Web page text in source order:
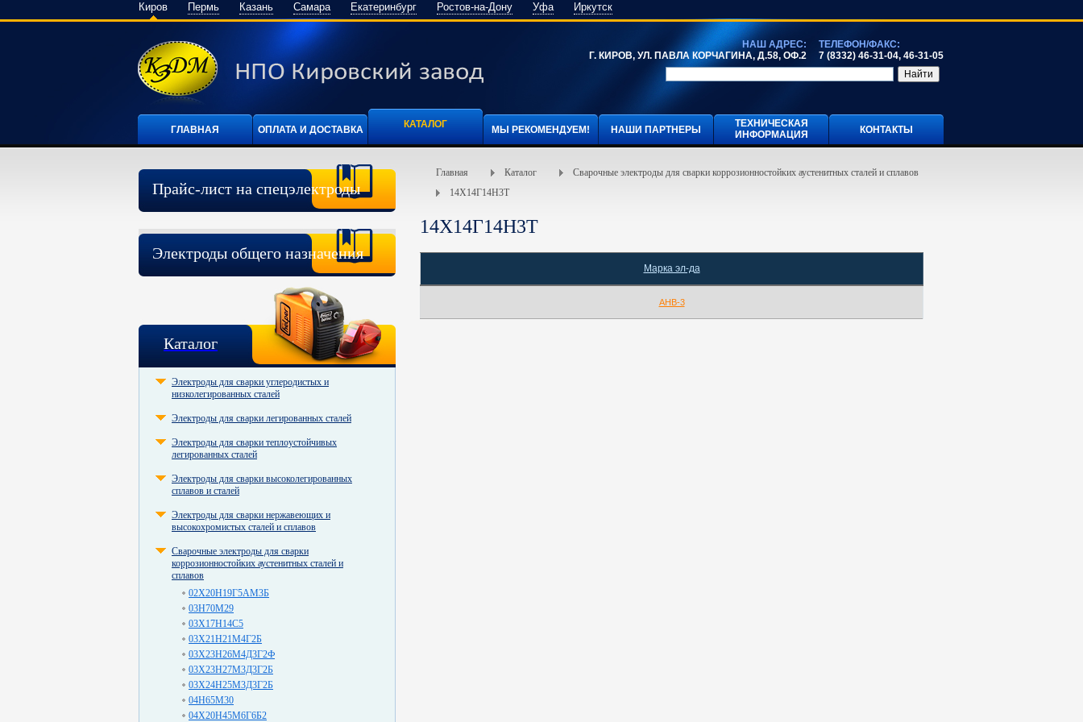
Киров Пермь Казань Самара Екатеринбург Ростов-на-Дону Уфа Иркутск
НАШ АДРЕС:
Г. КИРОВ, УЛ. ПАВЛА КОРЧАГИНА, Д.58, ОФ.2
ТЕЛЕФОН/ФАКС:
7 (8332) 46-31-04, 46-31-05
ГЛАВНАЯ ОПЛАТА И ДОСТАВКА КАТАЛОГ МЫ РЕКОМЕНДУЕМ! НАШИ ПАРТНЕРЫ
ТЕХНИЧЕСКАЯ
ИНФОРМАЦИЯ
КОНТАКТЫ
Прайс-лист на спецэлектроды
Электроды общего назначения
Каталог
Электроды для сварки углеродистых и
низколегированных сталей
Электроды для сварки легированных сталей
Электроды для сварки теплоустойчивых
легированных сталей
Электроды для сварки высоколегированных
сплавов и сталей
Электроды для сварки нержавеющих и
высокохромистых сталей и сплавов
Сварочные электроды для сварки
коррозионностойких аустенитных сталей и
сплавов
02Х20Н19Г5АМ3Б
03Н70М29
03Х17Н14С5
03Х21Н21М4Г2Б
03Х23Н26М4Д3Г2Ф
03Х23Н27М3Д3Г2Б
03Х24Н25М3Д3Г2Б
04Н65М30
04Х20Н45М6Г6Б2
Главная Каталог
Сварочные электроды для сварки коррозионностойких аустенитных сталей и сплавов
14Х14Г14Н3Т
14Х14Г14Н3Т
Марка эл-да
АНВ-3